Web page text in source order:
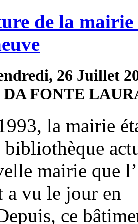
de la
26 Juillet
FONTE
la mairie
bibliothèque
mairie que
a vu le jour en
ce